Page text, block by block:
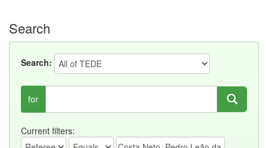
Search
Search:
for
Current filters: